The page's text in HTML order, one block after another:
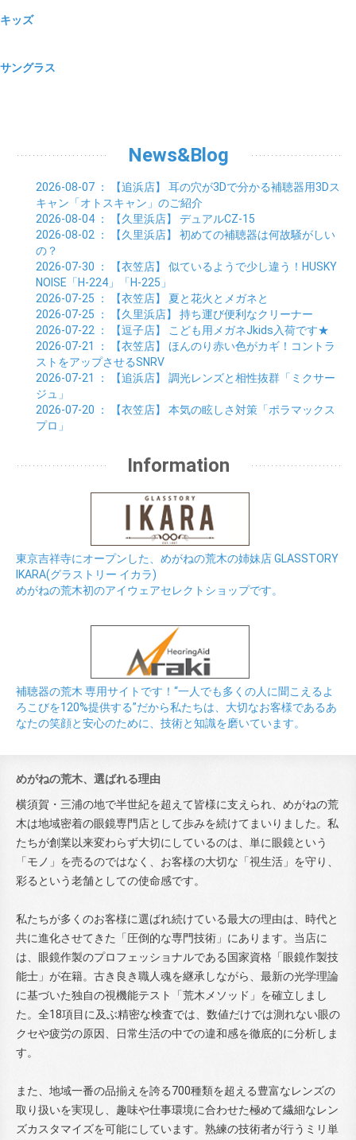
キッズ
サングラス
News&Blog
2026-08-07 ： 【追浜店】 耳の穴が3Dで分かる補聴器用3Dス
キャン「オトスキャン」のご紹介
2026-08-04 ： 【久里浜店】 デュアルCZ-15
2026-08-02 ： 【久里浜店】 初めての補聴器は何故騒がしい
の？
2026-07-30 ： 【衣笠店】 似ているようで少し違う！HUSKY
NOISE「H-224」「H-225」
2026-07-25 ： 【衣笠店】 夏と花火とメガネと
2026-07-25 ： 【久里浜店】 持ち運び便利なクリーナー
2026-07-22 ： 【逗子店】
こども用メガネJkids入荷です★
2026-07-21
： 【衣笠店】 ほんのり赤い色がカギ！コントラ
ストをアップさせるSNRV
2026-07-21
： 【追浜店】 調光レンズと相性抜群「ミクサー
ジュ」
2026-07-20 ： 【衣笠店】 本気の眩しさ対策「ポラマックス
プロ」
Information
東京吉祥寺にオープンした、めがねの荒木の姉妹店 GLASSTORY
IKARA(グラストリー イカラ)
めがねの荒木初のアイウェアセレクトショップです。
補聴器の荒木 専用サイトです！“一人でも多くの人に聞こえるよ
ろこびを120%提供する”だから私たちは、大切なお客様であるあ
なたの笑顔と安心のために、技術と知識を磨いています。
めがねの荒木、選ばれる理由
横須賀・三浦の地で半世紀を超えて皆様に支えられ、めがねの荒
木は地域密着の眼鏡専門店として歩みを続けてまいりました。私
たちが創業以来変わらず大切にしているのは、単に眼鏡という
「モノ」を売るのではなく、お客様の大切な「視生活」を守り、
彩るという老舗としての使命感です。
私たちが多くのお客様に選ばれ続けている最大の理由は、時代と
共に進化させてきた「圧倒的な専門技術」にあります。当店に
は、眼鏡作製のプロフェッショナルである国家資格「眼鏡作製技
能士」が在籍。古き良き職人魂を継承しながら、最新の光学理論
に基づいた独自の視機能テスト「荒木メソッド」を確立しまし
た。全18項目に及ぶ精密な検査では、数値だけでは測れない眼の
クセや疲労の原因、日常生活の中での違和感を徹底的に分析しま
す。
また、地域一番の品揃えを誇る700種類を超える豊富なレンズの
取り扱いを実現し、趣味や仕事環境に合わせた極めて繊細なレン
ズカスタマイズを可能にしています。熟練の技術者が行うミリ単